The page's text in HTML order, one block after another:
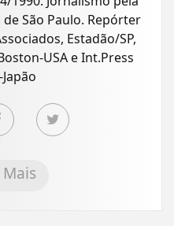
São Paulo. Repórter
Estadão/SP,
USA e Int.Press